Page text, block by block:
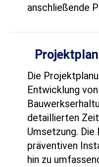
anschließende
Die
Entwicklung
detaillierten
Umsetzung. Die
präventiven
hin zu